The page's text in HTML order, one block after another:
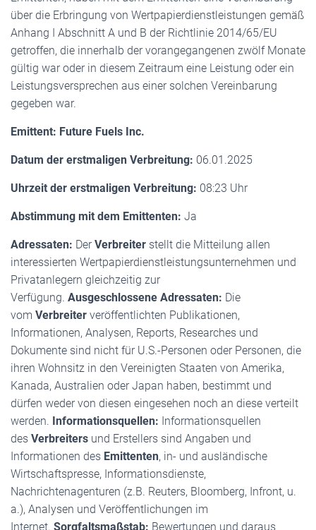
über die Erbringung von Wertpapierdienstleistungen gemäß
Anhang I Abschnitt A und B der Richtlinie 2014/65/EU
getroffen, die innerhalb der vorangegangenen zwölf Monate
gültig war oder in diesem Zeitraum eine Leistung oder ein
Leistungsversprechen aus einer solchen Vereinbarung
gegeben war.
Emittent: Future Fuels Inc.
Datum der erstmaligen Verbreitung: 06.01.2025
Uhrzeit der erstmaligen Verbreitung: 08:23 Uhr
Abstimmung mit dem Emittenten: Ja
Adressaten: DerVerbreiter stellt die Mitteilung allen
interessierten Wertpapierdienstleistungsunternehmen und
Privatanlegern gleichzeitig zur
Verfügung. Ausgeschlossene Adressaten: Die
vom Verbreiter veröffentlichten Publikationen,
Informationen, Analysen, Reports, Researches und
Dokumente sind nicht für U.S.-Personen oder Personen, die
ihren Wohnsitz in den Vereinigten Staaten von Amerika,
Kanada, Australien oder Japan haben, bestimmt und
dürfen weder von diesen eingesehen noch an diese verteilt
werden. Informationsquellen: Informationsquellen
des Verbreiters und Erstellers sind Angaben und
Informationen des Emittenten, in- und ausländische
Wirtschaftspresse, Informationsdienste,
Nachrichtenagenturen (z.B. Reuters, Bloomberg, Infront, u.
a.), Analysen und Veröffentlichungen im
Internet. Sorgfaltsmaßstab: Bewertungen und daraus